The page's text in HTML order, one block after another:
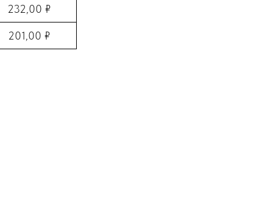
232,00 ₽
201,00 ₽